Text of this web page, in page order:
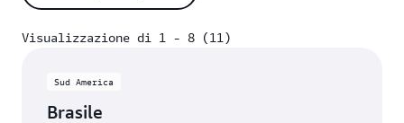
Visualizzazione di 1 - 8 (11)
Sud America
Brasile